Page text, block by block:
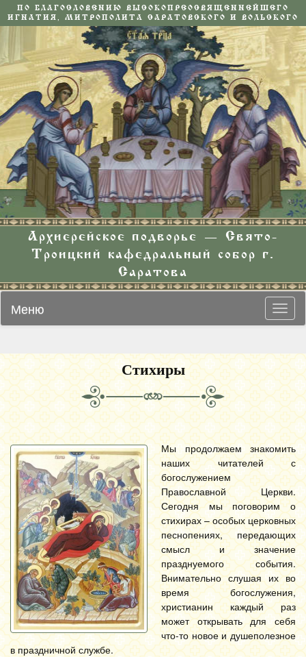
ПО БЛАГОСЛОВЕНИЮ ВЫСОКОПРЕОСВЯЩЕННЕЙШЕГО
ИГНАТИЯ, МИТРОПОЛИТА САРАТОВСКОГО И ВОЛЬСКОГО
Архиерейское подворье — Свято-
Троицкий кафедральный собор г.
Саратова
Меню
Стихиры
Мы продолжаем знакомить
наших читателей с
богослужением
Православной Церкви.
Сегодня мы поговорим о
стихирах – особых церковных
песнопениях, передающих
смысл и значение
празднуемого события.
Внимательно слушая их во
время богослужения,
христианин каждый раз
может открывать для себя
что-то новое и душеполезное
в праздничной службе.